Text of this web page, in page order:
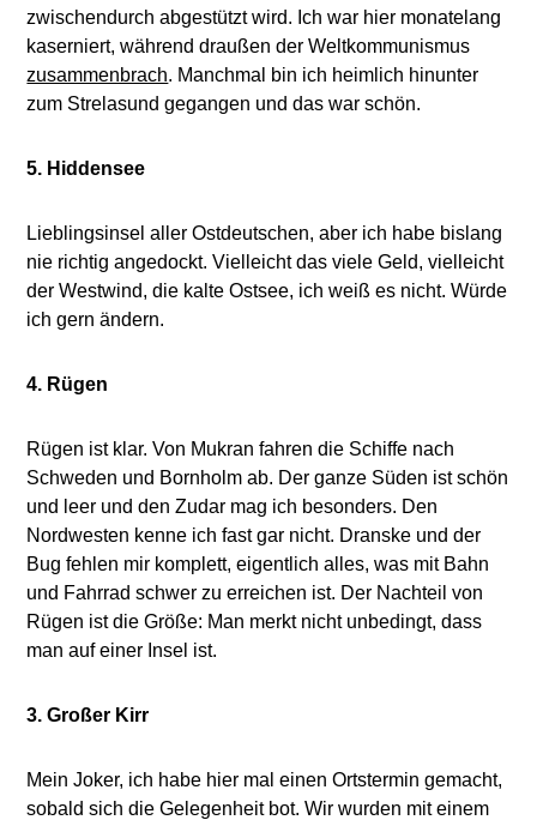
zwischendurch abgestützt wird. Ich war hier monatelang
kaserniert, während draußen der Weltkommunismus
zusammenbrach. Manchmal bin ich heimlich hinunter
zum Strelasund gegangen und das war schön.
5. Hiddensee
Lieblingsinsel aller Ostdeutschen, aber ich habe bislang
nie richtig angedockt. Vielleicht das viele Geld, vielleicht
der Westwind, die kalte Ostsee, ich weiß es nicht. Würde
ich gern ändern.
4. Rügen
Rügen ist klar. Von Mukran fahren die Schiffe nach
Schweden und Bornholm ab. Der ganze Süden ist schön
und leer und den Zudar mag ich besonders. Den
Nordwesten kenne ich fast gar nicht. Dranske und der
Bug fehlen mir komplett, eigentlich alles, was mit Bahn
und Fahrrad schwer zu erreichen ist. Der Nachteil von
Rügen ist die Größe: Man merkt nicht unbedingt, dass
man auf einer Insel ist.
3. Großer Kirr
Mein Joker, ich habe hier mal einen Ortstermin gemacht,
sobald sich die Gelegenheit bot. Wir wurden mit einem